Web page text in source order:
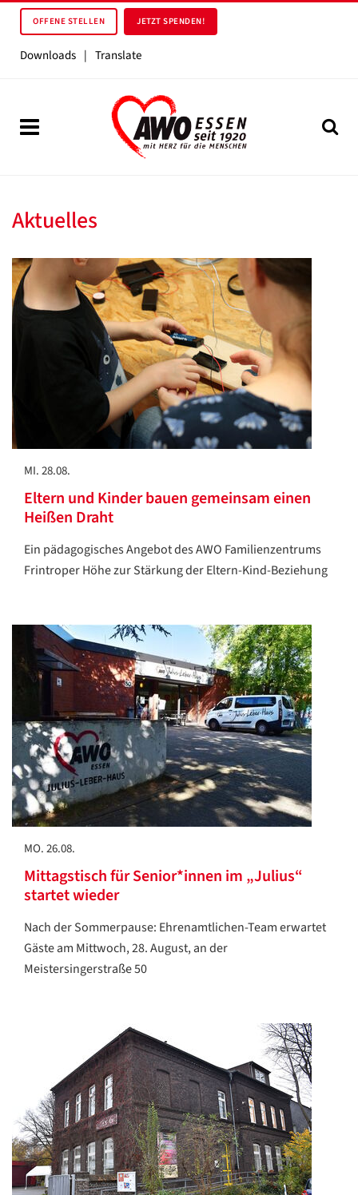
OFFENE STELLEN JETZT SPENDEN!
Downloads | Translate
Aktuelles
MI. 28.08.
Eltern und Kinder bauen gemeinsam einen
Heißen Draht
Ein pädagogisches Angebot des AWO Familienzentrums
Frintroper Höhe zur Stärkung der Eltern-Kind-Beziehung
MO. 26.08.
Mittagstisch für Senior*innen im „Julius“
startet wieder
Nach der Sommerpause: Ehrenamtlichen-Team erwartet
Gäste am Mittwoch, 28. August, an der
Meistersingerstraße 50